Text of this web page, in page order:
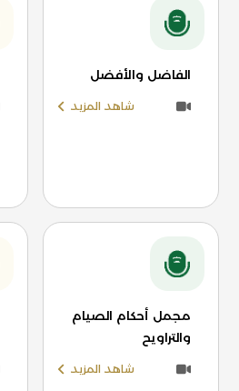
الفاضل والأفضل
شاهد المزيد
مجمل أحكام الصيام
والتراويح
شاهد المزيد